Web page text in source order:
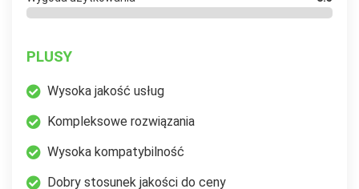
PLUSY
Wysoka jakość usług
Kompleksowe rozwiązania
Wysoka kompatybilność
Dobry stosunek jakości do ceny